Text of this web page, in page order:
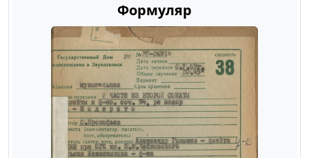
Формуляр